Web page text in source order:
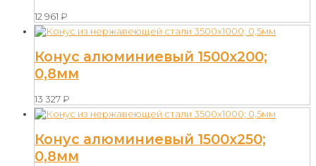
12 961 ₽
Конус алюминиевый 1500х200;
0,8мм
13 327₽
Конус алюминиевый 1500х250;
0,8мм